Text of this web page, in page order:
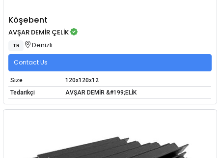
Köşebent
AVŞAR DEMİR ÇELİK
TR Denizli
Contact Us
Size
120x120x12
Tedarikçi
AVŞAR DEMİR &#199;ELİK